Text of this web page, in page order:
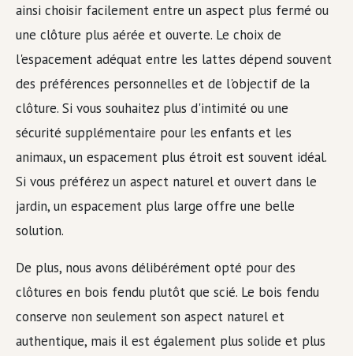
ainsi choisir facilement entre un aspect plus fermé ou
une clôture plus aérée et ouverte. Le choix de
l'espacement adéquat entre les lattes dépend souvent
des préférences personnelles et de l'objectif de la
clôture. Si vous souhaitez plus d'intimité ou une
sécurité supplémentaire pour les enfants et les
animaux, un espacement plus étroit est souvent idéal.
Si vous préférez un aspect naturel et ouvert dans le
jardin, un espacement plus large offre une belle
solution.
De plus, nous avons délibérément opté pour des
clôtures en bois fendu plutôt que scié. Le bois fendu
conserve non seulement son aspect naturel et
authentique, mais il est également plus solide et plus